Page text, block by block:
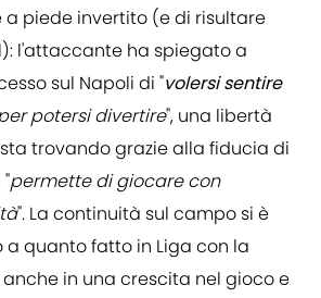
piede invertito (e di risultare
l'attaccante ha spiegato a
sul Napoli di "volersi sentire
potersi divertire", una libertà
trovando grazie alla fiducia di
permette di giocare con
". La continuità sul campo si è
quanto fatto in Liga con la
in una crescita nel gioco e